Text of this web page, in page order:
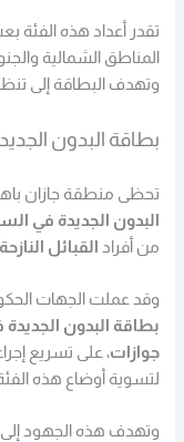
تقدر أعداد هذه الفئة
المناطق الشمالية
وتهدف البطاقة إلى
بطاقة البدون
تحظى منطقة جازان
البدون الجديدة في
من أفراد
القبائل
وقد عملت الجهات
بطاقة البدون الجديدة
جوازات، على تسريع
لتسوية أوضاع هذه
وتهدف هذه الجهود إلى